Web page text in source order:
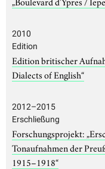
2010
Edition
Edition britischer
Dialects of English“
2012–2015
Erschließung
Forschungsprojekt:
Tonaufnahmen der
1915–1918“